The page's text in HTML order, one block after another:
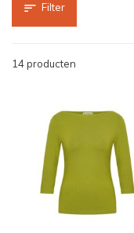
Filter
14 producten